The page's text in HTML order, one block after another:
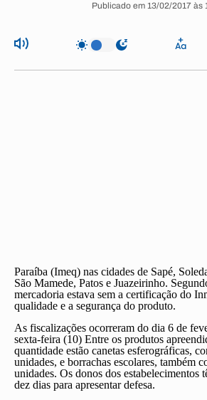
Publicado em 13/02/2017 às
Paraíba (Imeq) nas cidades de Sapé,
São Mamede, Patos e Juazeirinho.
mercadoria estava sem a certificação do
qualidade e a segurança do produto.
As fiscalizações ocorreram do dia 6 de
sexta-feira (10) Entre os produtos
quantidade estão canetas esferográficas,
unidades, e borrachas escolares, também
unidades. Os donos dos estabelecimentos
dez dias para apresentar defesa.